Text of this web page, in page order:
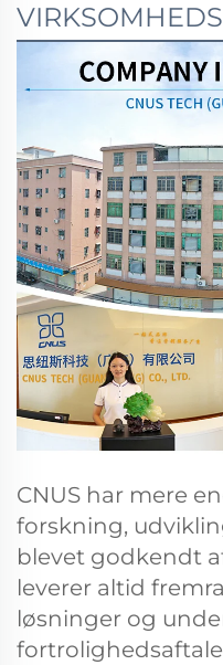
CNUS har mere
forskning,
blevet godkendt
leverer altid
løsninger og